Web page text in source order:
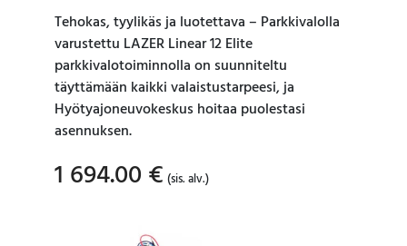
Tehokas, tyylikäs ja luotettava – Parkkivalolla
varustettu LAZER Linear 12 Elite
parkkivalotoiminnolla on suunniteltu
täyttämään kaikki valaistustarpeesi, ja
Hyötyajoneuvokeskus hoitaa puolestasi
asennuksen.
1 694.00 € (sis. alv.)